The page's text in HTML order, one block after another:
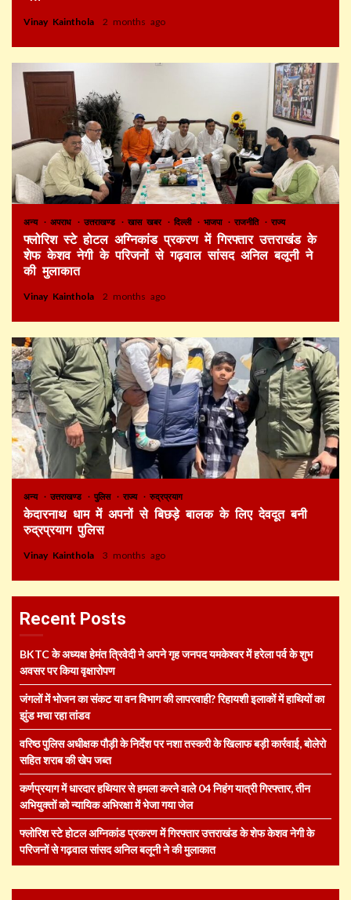
Vinay Kainthola 2 months ago
अन्य अपराध उत्तराखण्ड खास खबर दिल्ली भाजपा राजनीति राज्य
फ्लोरिश स्टे होटल अग्निकांड प्रकरण में गिरफ्तार उत्तराखंड के
शेफ केशव नेगी के परिजनों से गढ़वाल सांसद अनिल बलूनी ने
की मुलाकात
Vinay Kainthola 2 months ago
अन्य उत्तराखण्ड पुलिस राज्य रुद्रप्रयाग
केदारनाथ धाम में अपनों से बिछड़े बालक के लिए देवदूत बनी
रुद्रप्रयाग पुलिस
Vinay Kainthola 3 months ago
Recent Posts
BKTC के अध्यक्ष हेमंत त्रिवेदी ने अपने गृह जनपद यमकेश्वर में हरेला पर्व के शुभ
अवसर पर किया वृक्षारोपण
जंगलों में भोजन का संकट या वन विभाग की लापरवाही? रिहायशी इलाकों में हाथियों का
झुंड मचा रहा तांडव
वरिष्ठ पुलिस अधीक्षक पौड़ी के निर्देश पर नशा तस्करी के खिलाफ बड़ी कार्रवाई, बोलेरो
सहित शराब की खेप जब्त
कर्णप्रयाग में धारदार हथियार से हमला करने वाले 04 निहंग यात्री गिरफ्तार, तीन
अभियुक्तों को न्यायिक अभिरक्षा में भेजा गया जेल
फ्लोरिश स्टे होटल अग्निकांड प्रकरण में गिरफ्तार उत्तराखंड के शेफ केशव नेगी के
परिजनों से गढ़वाल सांसद अनिल बलूनी ने की मुलाकात